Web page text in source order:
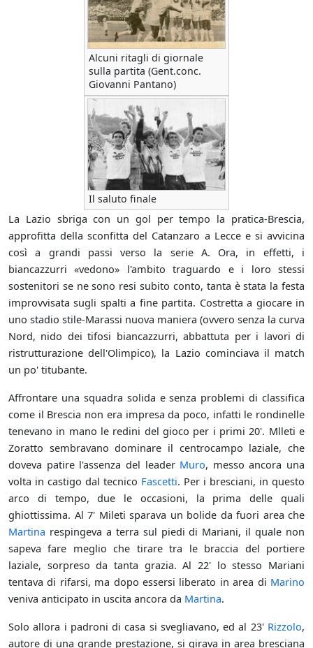
Alcuni ritagli di giornale
sulla partita (Gent.conc.
Giovanni Pantano)
Il saluto finale
La Lazio sbriga con un gol per tempo la pratica-Brescia,
approfitta della sconfitta del Catanzaro a Lecce e si avvicina
così a grandi passi verso la serie A. Ora, in effetti, i
biancazzurri «vedono» l'ambito traguardo e i loro stessi
sostenitori se ne sono resi subito conto, tanta è stata la festa
improvvisata sugli spalti a fine partita. Costretta a giocare in
uno stadio stile-Marassi nuova maniera (ovvero senza la curva
Nord, nido dei tifosi biancazzurri, abbattuta per i lavori di
ristrutturazione dell'Olimpico), la Lazio cominciava il match
un po' titubante.
Affrontare una squadra solida e senza problemi di classifica
come il Brescia non era impresa da poco, infatti le rondinelle
tenevano in mano le redini del gioco per i primi 20'. Mlleti e
Zoratto sembravano dominare il centrocampo laziale, che
doveva patire l'assenza del leader Muro, messo ancora una
volta in castigo dal tecnico Fascetti. Per i bresciani, in questo
arco di tempo, due le occasioni, la prima delle quali
ghiottissima. Al 7' Mileti sparava un bolide da fuori area che
Martina respingeva a terra sul piedi di Mariani, il quale non
sapeva fare meglio che tirare tra le braccia del portiere
laziale, sorpreso da tanta grazia. Al 22' lo stesso Mariani
tentava di rifarsi, ma dopo essersi liberato in area di Marino
veniva anticipato in uscita ancora da Martina.
Solo allora i padroni di casa si svegliavano, ed al 23' Rizzolo,
autore di una grande prestazione, si girava in area bresciana